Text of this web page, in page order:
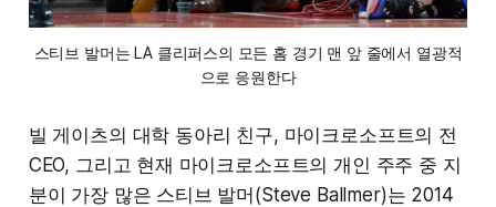
스티브 발머는 LA 클리퍼스의 모든 홈 경기 맨 앞 줄에서 열광적
으로 응원한다
빌 게이츠의 대학 동아리 친구, 마이크로소프트의 전
CEO, 그리고 현재 마이크로소프트의 개인 주주 중 지
분이 가장 많은 스티브 발머(Steve Ballmer)는 2014